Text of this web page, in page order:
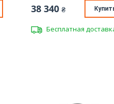
38 340 ₴
Бесплатная